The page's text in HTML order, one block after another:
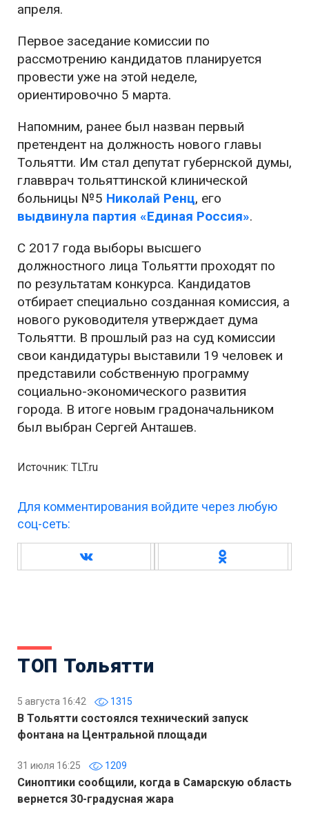
апреля.
Первое заседание комиссии по
рассмотрению кандидатов планируется
провести уже на этой неделе,
ориентировочно 5 марта.
Напомним, ранее был назван первый
претендент на должность нового главы
Тольятти. Им стал депутат губернской думы,
главврач тольяттинской клинической
больницы №5 Николай Ренц, его
выдвинула партия «Единая Россия».
С 2017 года выборы высшего
должностного лица Тольятти проходят по
по результатам конкурса. Кандидатов
отбирает специально созданная комиссия, а
нового руководителя утверждает дума
Тольятти. В прошлый раз на суд комиссии
свои кандидатуры выставили 19 человек и
представили собственную программу
социально-экономического развития
города. В итоге новым градоначальником
был выбран Сергей Анташев.
Источник: TLT.ru
Для комментирования войдите через любую
соц-сеть:
ТОП Тольятти
5 августа 16:42 1315
В Тольятти состоялся технический запуск
фонтана на Центральной площади
31 июля 16:25 1209
Синоптики сообщили, когда в Самарскую область
вернется 30-градусная жара